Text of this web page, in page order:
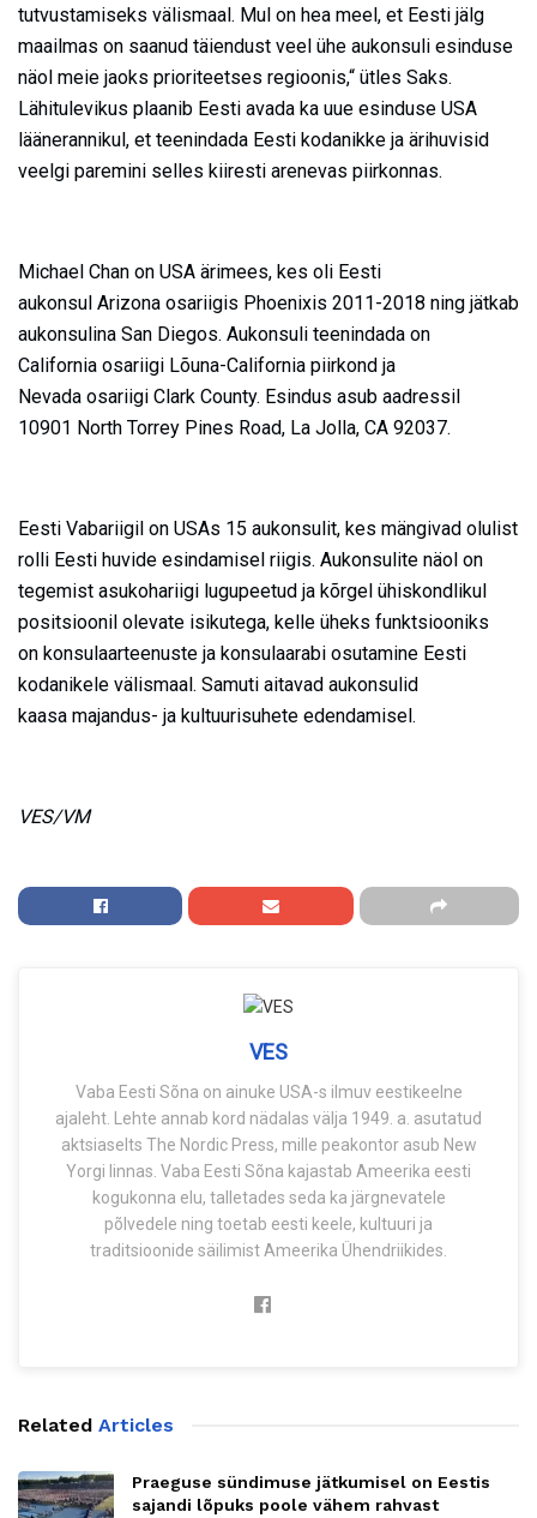
tutvustamiseks välismaal. Mul on hea meel, et Eesti jälg
maailmas on saanud täiendust veel ühe aukonsuli esinduse
näol meie jaoks prioriteetses regioonis,“ ütles Saks.
Lähitulevikus plaanib Eesti avada ka uue esinduse USA
läänerannikul, et teenindada Eesti kodanikke ja ärihuvisid
veelgi paremini selles kiiresti arenevas piirkonnas.
Michael Chan on USA ärimees, kes oli Eesti
aukonsul Arizona osariigis Phoenixis 2011-2018 ning jätkab
aukonsulina San Diegos. Aukonsuli teenindada on
California osariigi Lõuna-California piirkond ja
Nevada osariigi Clark County. Esindus asub aadressil
10901 North Torrey Pines Road, La Jolla, CA 92037.
Eesti Vabariigil on USAs 15 aukonsulit, kes mängivad olulist
rolli Eesti huvide esindamisel riigis. Aukonsulite näol on
tegemist asukohariigi lugupeetud ja kõrgel ühiskondlikul
positsioonil olevate isikutega, kelle üheks funktsiooniks
on konsulaarteenuste ja konsulaarabi osutamine Eesti
kodanikele välismaal. Samuti aitavad aukonsulid
kaasa majandus- ja kultuurisuhete edendamisel.
VES/VM
VES
Vaba Eesti Sõna on ainuke USA-s ilmuv eestikeelne
ajaleht. Lehte annab kord nädalas välja 1949. a. asutatud
aktsiaselts The Nordic Press, mille peakontor asub New
Yorgi linnas. Vaba Eesti Sõna kajastab Ameerika eesti
kogukonna elu, talletades seda ka järgnevatele
põlvedele ning toetab eesti keele, kultuuri ja
traditsioonide säilimist Ameerika Ühendriikides.
Related Articles
Praeguse sündimuse jätkumisel on Eestis
sajandi lõpuks poole vähem rahvast